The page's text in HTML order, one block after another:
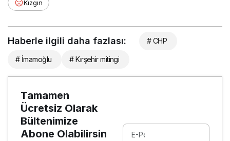
Kızgın
Haberle ilgili daha fazlası: # CHP
# İmamoğlu # Kırşehir mitingi
Tamamen
Ücretsiz Olarak
Bültenimize
Abone Olabilirsin